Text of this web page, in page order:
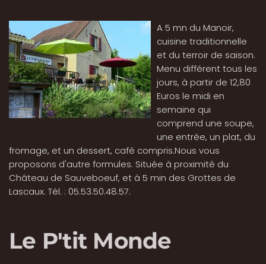
A 5 mn du Manoir,
cuisine traditionnelle
et du terroir de saison.
Menu différent tous les
jours, à partir de 12,80
Euros le midi en
semaine qui
comprend une soupe,
une entrée, un plat, du
fromage, et un dessert, café compris.Nous vous
proposons d'autre formules. Située à proximité du
Château de Sauveboeuf, et à 5 min des Grottes de
Lascaux. Tél. : 05.53.50.48.57.
Le P'tit Monde